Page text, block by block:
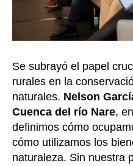
Se subrayó el papel
rurales en la
naturales. Nelson
Cuenca del río Nare,
definimos cómo
cómo utilizamos los
naturaleza. Sin nuestra